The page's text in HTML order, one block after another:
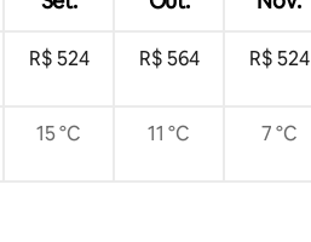
R$ 524 R$ 564 R$ 524
15 °C 11 °C 7 °C